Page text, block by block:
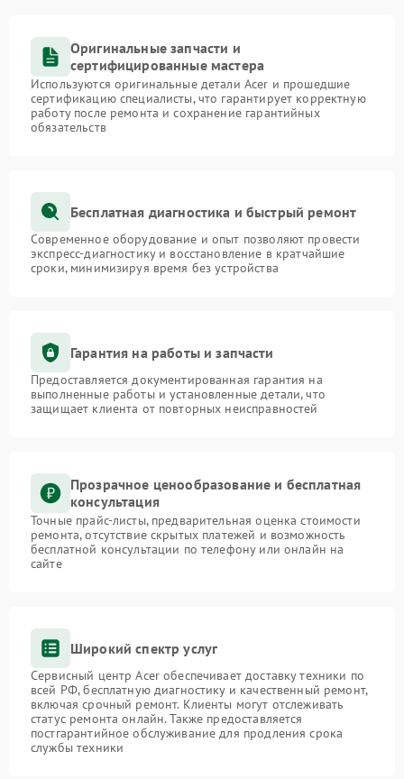
Оригинальные запчасти и
сертифицированные мастера
Используются оригинальные детали Acer и прошедшие
сертификацию специалисты, что гарантирует корректную
работу после ремонта и сохранение гарантийных
обязательств
Бесплатная диагностика и быстрый ремонт
Современное оборудование и опыт позволяют провести
экспресс-диагностику и восстановление в кратчайшие
сроки, минимизируя время без устройства
Гарантия на работы и запчасти
Предоставляется документированная гарантия на
выполненные работы и установленные детали, что
защищает клиента от повторных неисправностей
Прозрачное ценообразование и бесплатная
консультация
Точные прайс-листы, предварительная оценка стоимости
ремонта, отсутствие скрытых платежей и возможность
бесплатной консультации по телефону или онлайн на
сайте
Широкий спектр услуг
Сервисный центр Acer обеспечивает доставку техники по
всей РФ, бесплатную диагностику и качественный ремонт,
включая срочный ремонт. Клиенты могут отслеживать
статус ремонта онлайн. Также предоставляется
постгарантийное обслуживание для продления срока
службы техники